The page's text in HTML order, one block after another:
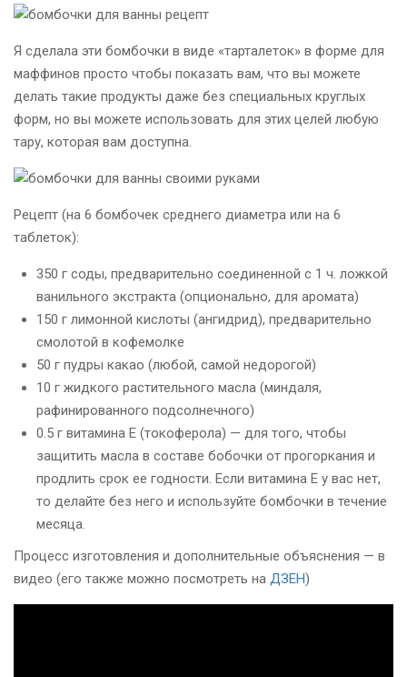
Я сделала эти бомбочки в виде «тарталеток» в форме для
маффинов просто чтобы показать вам, что вы можете
делать такие продукты даже без специальных круглых
форм, но вы можете использовать для этих целей любую
тару, которая вам доступна.
Рецепт (на 6 бомбочек среднего диаметра или на 6
таблеток):
350 г соды, предварительно соединенной с 1 ч. ложкой
ванильного экстракта (опционально, для аромата)
150 г лимонной кислоты (ангидрид), предварительно
смолотой в кофемолке
50 г пудры какао (любой, самой недорогой)
10 г жидкого растительного масла (миндаля,
рафинированного подсолнечного)
0.5 г витамина Е (токоферола) — для того, чтобы
защитить масла в составе бобочки от прогоркания и
продлить срок ее годности. Если витамина Е у вас нет,
то делайте без него и используйте бомбочки в течение
месяца.
Процесс изготовления и дополнительные объяснения — в
видео (его также можно посмотреть на ДЗЕН)